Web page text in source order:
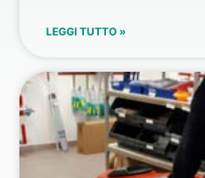
LEGGI TUTTO »